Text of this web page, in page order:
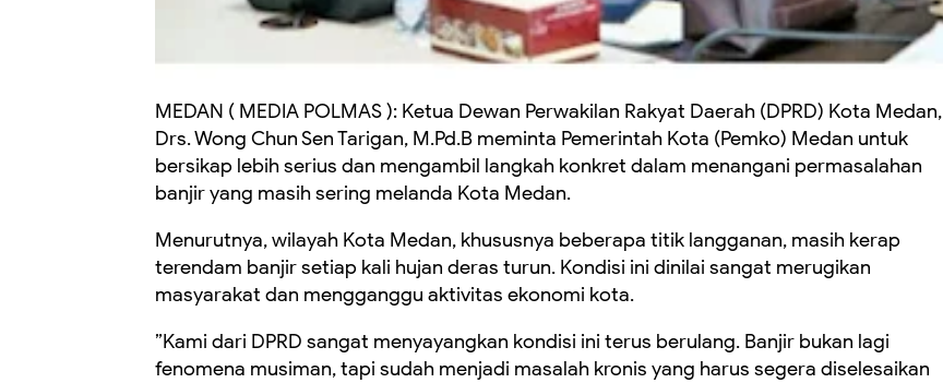
MEDAN ( MEDIA POLMAS ): Ketua Dewan Perwakilan Rakyat Daerah (DPRD) Kota Medan,
Drs. Wong Chun Sen Tarigan, M.Pd.B meminta Pemerintah Kota (Pemko) Medan untuk
bersikap lebih serius dan mengambil langkah konkret dalam menangani permasalahan
banjir yang masih sering melanda Kota Medan.
Menurutnya, wilayah Kota Medan, khususnya beberapa titik langganan, masih kerap
terendam banjir setiap kali hujan deras turun. Kondisi ini dinilai sangat merugikan
masyarakat dan mengganggu aktivitas ekonomi kota.
​”Kami dari DPRD sangat menyayangkan kondisi ini terus berulang. Banjir bukan lagi
fenomena musiman, tapi sudah menjadi masalah kronis yang harus segera diselesaikan